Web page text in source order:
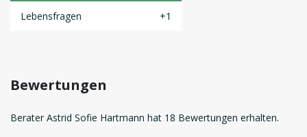
Lebensfragen +1
Bewertungen
Berater Astrid Sofie Hartmann hat 18 Bewertungen erhalten.